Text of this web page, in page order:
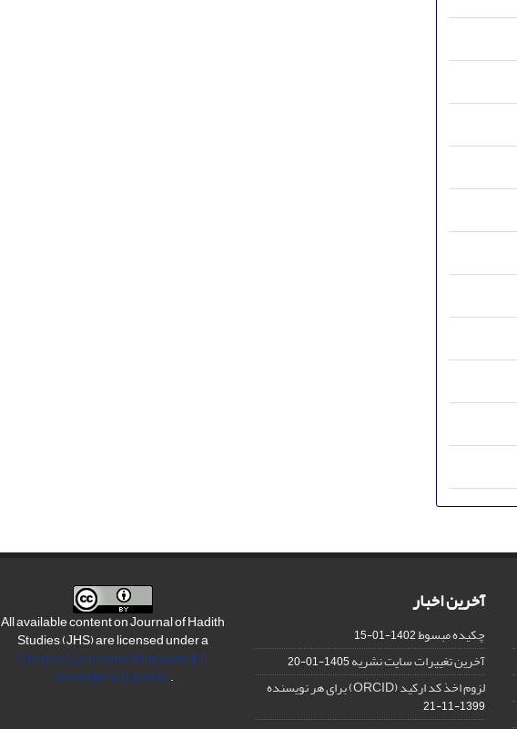
آخرین اخبار
چکیده مبسوط1402-01-15
آخرین تغییرات سایت نشریه1405-01-20
لزوم اخذ کد ارکید (ORCID) برای هر نویسنده
1399-11-21
All available content on Journal of Hadith
Studies (JHS) are licensed under a
Creative Commons Attribution 4.0
International License.